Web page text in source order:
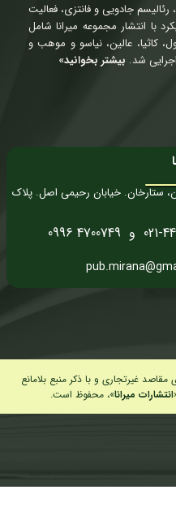
رئالیسم جادویی و فانتزی، فعالیت
این رویکرد با انتشار مجموعه میرانا شامل
کاثیا، عالین، نیاسو و موهب و
شد. بیشتر بخوانید»
برای مقاصد غیرتجاری و با ذکر منبع بلامانع
انتشارات میرانا»، محفوظ است.
ستارخان. خیابان رحیمی اصل. پلاک
0996